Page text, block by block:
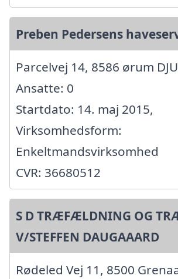
Preben Pedersens
Parcelvej 14, 8586 ørum
Ansatte: 0
Startdato: 14. maj 2015,
Virksomhedsform:
Enkeltmandsvirksomhed
CVR: 36680512
S D TRÆFÆLDNING OG
V/STEFFEN DAUGAAARD
Rødeled Vej 11, 8500